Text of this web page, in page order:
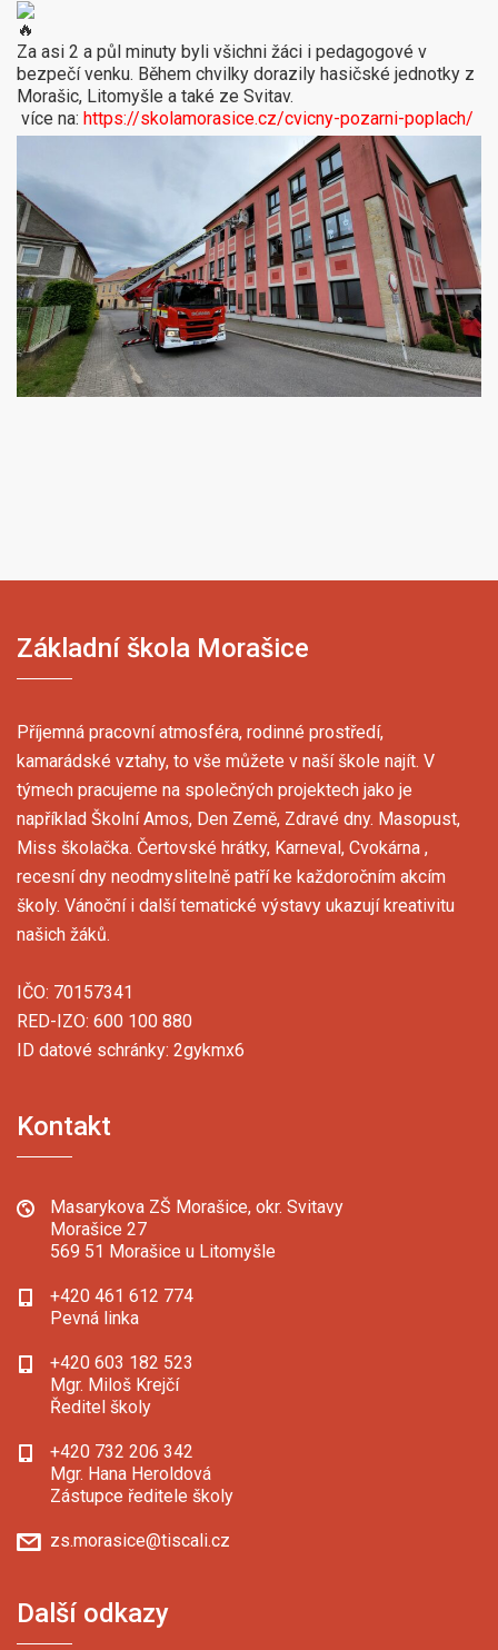
Za asi 2 a půl minuty byli všichni žáci i pedagogové v
bezpečí venku. Během chvilky dorazily hasičské jednotky z
Morašic, Litomyšle a také ze Svitav.
více na: https://skolamorasice.cz/cvicny-pozarni-poplach/
Základní škola Morašice
Příjemná pracovní atmosféra, rodinné prostředí,
kamarádské vztahy, to vše můžete v naší škole najít. V
týmech pracujeme na společných projektech jako je
například Školní Amos, Den Země, Zdravé dny. Masopust,
Miss školačka. Čertovské hrátky, Karneval, Cvokárna ,
recesní dny neodmyslitelně patří ke každoročním akcím
školy. Vánoční i další tematické výstavy ukazují kreativitu
našich žáků.
IČO: 70157341
RED-IZO: 600 100 880
ID datové schránky: 2gykmx6
Kontakt
Masarykova ZŠ Morašice, okr. Svitavy
Morašice 27
569 51 Morašice u Litomyšle
+420 461 612 774
Pevná linka
+420 603 182 523
Mgr. Miloš Krejčí
Ředitel školy
+420 732 206 342
Mgr. Hana Heroldová
Zástupce ředitele školy
zs.morasice@tiscali.cz
Další odkazy